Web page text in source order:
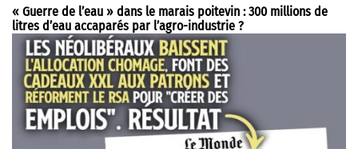
« Guerre de l’eau » dans le marais poitevin : 300 millions de
litres d’eau accaparés par l’agro-industrie ?